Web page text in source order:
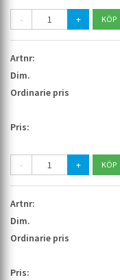
- +
- +